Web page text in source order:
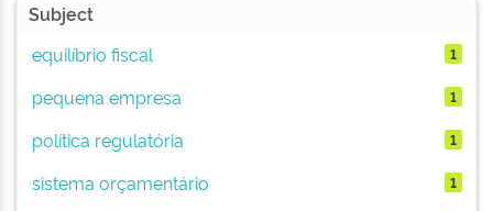
Subject
equilíbrio fiscal
1
pequena empresa 1
política regulatória 1
sistema orçamentário 1